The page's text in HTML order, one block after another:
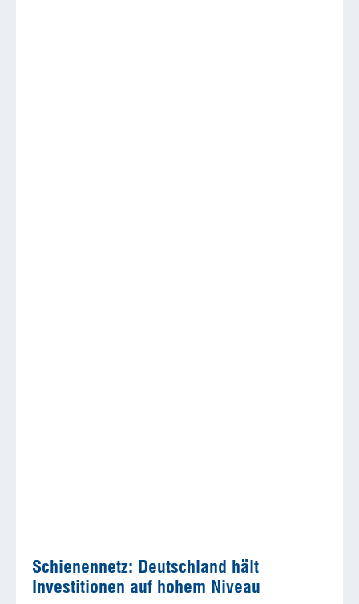
Schienennetz: Deutschland hält
Investitionen auf hohem Niveau